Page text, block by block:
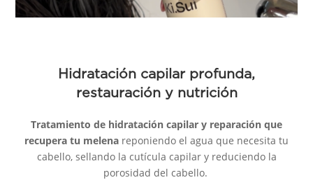
Hidratación capilar profunda,
restauración y nutrición
Tratamiento de hidratación capilar y reparación que
recupera tu melena reponiendo el agua que necesita tu
cabello, sellando la cutícula capilar y reduciendo la
porosidad del cabello.